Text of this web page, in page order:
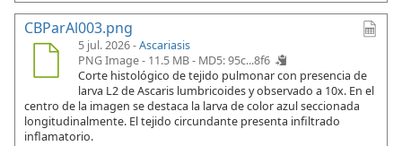
CBParAl003.png
5 jul. 2026 -Ascariasis
PNG Image - 11.5 MB - MD5: 95c...8f6
Corte histológico de tejido pulmonar con presencia de
larva L2 de Ascaris lumbricoides y observado a 10x. En el
centro de la imagen se destaca la larva de color azul seccionada
longitudinalmente. El tejido circundante presenta infiltrado
inflamatorio.